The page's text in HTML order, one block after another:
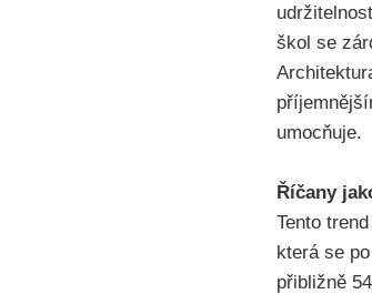
škol se
umocňuje.
Říčany
Tento
která se
přibližně